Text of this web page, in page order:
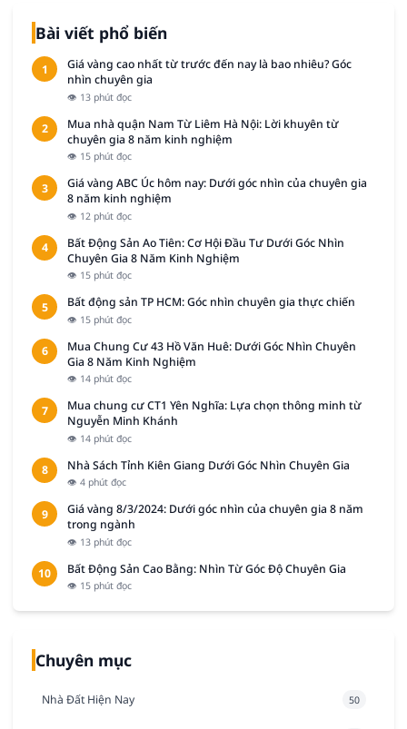
Bài viết phổ biến
1
Giá vàng cao nhất từ trước đến nay là bao nhiêu? Góc
nhìn chuyên gia
👁 13 phút đọc
2
Mua nhà quận Nam Từ Liêm Hà Nội: Lời khuyên từ
chuyên gia 8 năm kinh nghiệm
👁 15 phút đọc
3
Giá vàng ABC Úc hôm nay: Dưới góc nhìn của chuyên gia
8 năm kinh nghiệm
👁 12 phút đọc
4
Bất Động Sản Ao Tiên: Cơ Hội Đầu Tư Dưới Góc Nhìn
Chuyên Gia 8 Năm Kinh Nghiệm
👁 15 phút đọc
5 Bất động sản TP HCM: Góc nhìn chuyên gia thực chiến
👁 15 phút đọc
6
Mua Chung Cư 43 Hồ Văn Huê: Dưới Góc Nhìn Chuyên
Gia 8 Năm Kinh Nghiệm
👁 14 phút đọc
7
Mua chung cư CT1 Yên Nghĩa: Lựa chọn thông minh từ
Nguyễn Minh Khánh
👁 14 phút đọc
8 Nhà Sách Tỉnh Kiên Giang Dưới Góc Nhìn Chuyên Gia
👁 4 phút đọc
9
Giá vàng 8/3/2024: Dưới góc nhìn của chuyên gia 8 năm
trong ngành
👁 13 phút đọc
10 Bất Động Sản Cao Bằng: Nhìn Từ Góc Độ Chuyên Gia
👁 15 phút đọc
Chuyên mục
Nhà Đất Hiện Nay 50